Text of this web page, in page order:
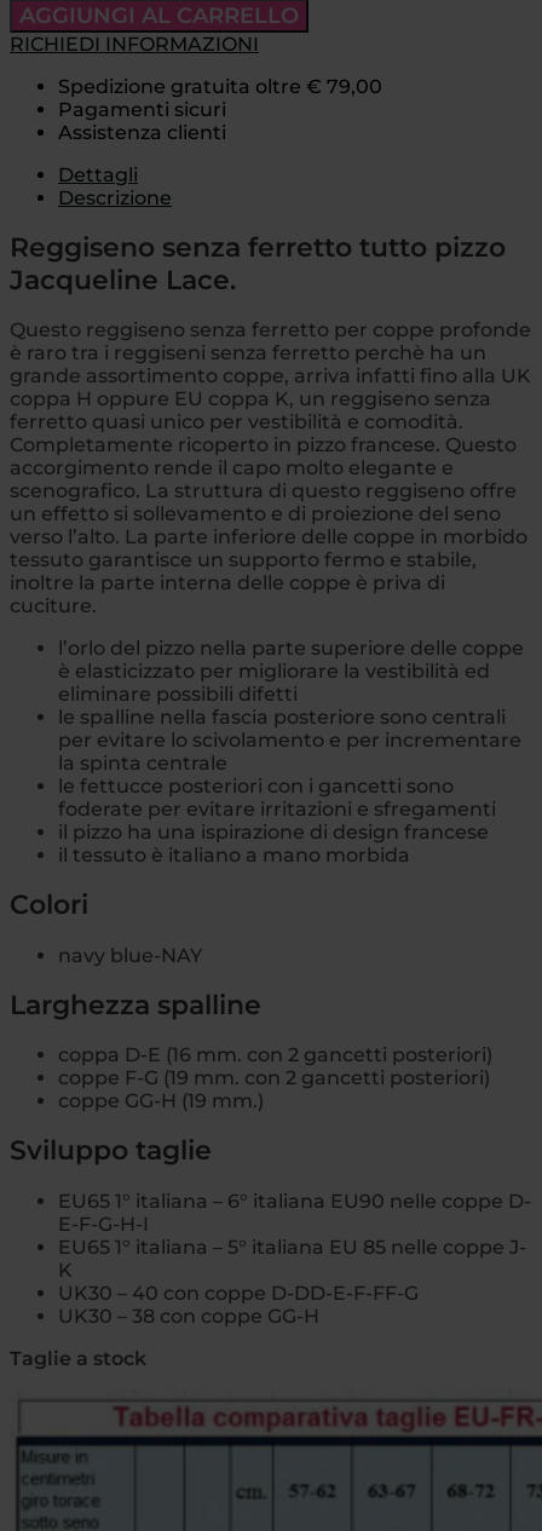
AGGIUNGI AL CARRELLO
RICHIEDI INFORMAZIONI
Spedizione gratuita oltre € 79,00
Pagamenti sicuri
Assistenza clienti
Dettagli
Descrizione
Reggiseno senza ferretto tutto pizzo
Jacqueline Lace.
Questo reggiseno senza ferretto per coppe profonde
è raro tra i reggiseni senza ferretto perchè ha un
grande assortimento coppe, arriva infatti fino alla UK
coppa H oppure EU coppa K, un reggiseno senza
ferretto quasi unico per vestibilità e comodità.
Completamente ricoperto in pizzo francese. Questo
accorgimento rende il capo molto elegante e
scenografico. La struttura di questo reggiseno offre
un effetto si sollevamento e di proiezione del seno
verso l’alto. La parte inferiore delle coppe in morbido
tessuto garantisce un supporto fermo e stabile,
inoltre la parte interna delle coppe è priva di
cuciture.
l’orlo del pizzo nella parte superiore delle coppe
è elasticizzato per migliorare la vestibilità ed
eliminare possibili difetti
le spalline nella fascia posteriore sono centrali
per evitare lo scivolamento e per incrementare
la spinta centrale
le fettucce posteriori con i gancetti sono
foderate per evitare irritazioni e sfregamenti
il pizzo ha una ispirazione di design francese
il tessuto è italiano a mano morbida
Colori
navy blue-NAY
Larghezza spalline
coppa D-E (16 mm. con 2 gancetti posteriori)
coppe F-G (19 mm. con 2 gancetti posteriori)
coppe GG-H (19 mm.)
Sviluppo taglie
EU65 1° italiana – 6° italiana EU90 nelle coppe D-
E-F-G-H-I
EU65 1° italiana – 5° italiana EU 85 nelle coppe J-
K
UK30 – 40 con coppe D-DD-E-F-FF-G
UK30 – 38 con coppe GG-H
Taglie a stock